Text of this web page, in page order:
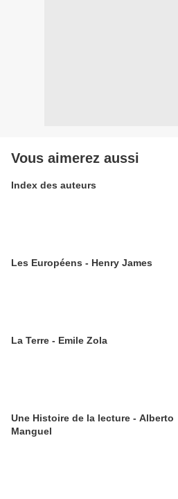
Vous aimerez aussi
Index des auteurs
Les Européens - Henry James
La Terre - Emile Zola
Une Histoire de la lecture - Alberto
Manguel